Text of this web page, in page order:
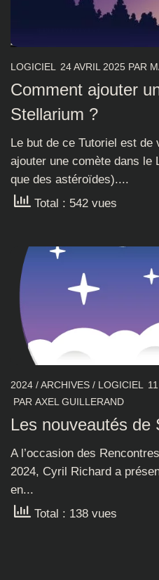
LOGICIEL 24 AVRIL 2025 PAR
Comment ajouter
Stellarium ?
Le but de ce Tutoriel est de
ajouter une comète dans le
que des astéroïdes)....
Total : 542 vues
2024 /ARCHIVES / LOGICIEL
PAR AXEL GUILLERAND
Les nouveautés de
A l’occasion des
2024, Cyril Richard a
en...
Total : 138 vues